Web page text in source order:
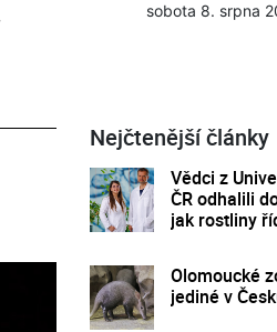
sobota 8. srpna
Nejčtenější články
Vědci z
ČR odhalili
jak rostliny
Olomoucké
jediné v